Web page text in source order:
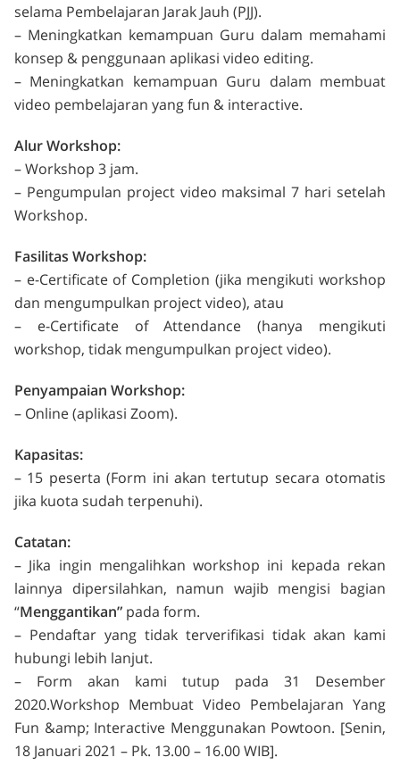
selama Pembelajaran Jarak Jauh (PJJ).
– Meningkatkan kemampuan Guru dalam memahami
konsep & penggunaan aplikasi video editing.
– Meningkatkan kemampuan Guru dalam membuat
video pembelajaran yang fun & interactive.
Alur Workshop:
– Workshop 3 jam.
– Pengumpulan project video maksimal 7 hari setelah
Workshop.
Fasilitas Workshop:
– e-Certificate of Completion (jika mengikuti workshop
dan mengumpulkan project video), atau
– e-Certificate of Attendance (hanya mengikuti
workshop, tidak mengumpulkan project video).
Penyampaian Workshop:
– Online (aplikasi Zoom).
Kapasitas:
– 15 peserta (Form ini akan tertutup secara otomatis
jika kuota sudah terpenuhi).
Catatan:
– Jika ingin mengalihkan workshop ini kepada rekan
lainnya dipersilahkan, namun wajib mengisi bagian
“Menggantikan” pada form.
– Pendaftar yang tidak terverifikasi tidak akan kami
hubungi lebih lanjut.
– Form akan kami tutup pada 31 Desember
2020.Workshop Membuat Video Pembelajaran Yang
Fun &amp; Interactive Menggunakan Powtoon. [Senin,
18 Januari 2021 – Pk. 13.00 – 16.00 WIB].